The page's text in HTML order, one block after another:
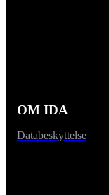
OM IDA
Databeskyttelse